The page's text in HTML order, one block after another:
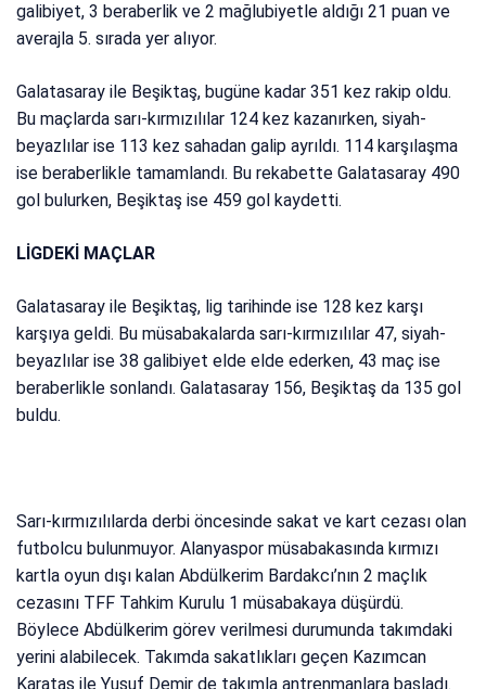
galibiyet, 3 beraberlik ve 2 mağlubiyetle aldığı 21 puan ve
averajla 5. sırada yer alıyor.
Galatasaray ile Beşiktaş, bugüne kadar 351 kez rakip oldu.
Bu maçlarda sarı-kırmızılılar 124 kez kazanırken, siyah-
beyazlılar ise 113 kez sahadan galip ayrıldı. 114 karşılaşma
ise beraberlikle tamamlandı. Bu rekabette Galatasaray 490
gol bulurken, Beşiktaş ise 459 gol kaydetti.
LİGDEKİ MAÇLAR
Galatasaray ile Beşiktaş, lig tarihinde ise 128 kez karşı
karşıya geldi. Bu müsabakalarda sarı-kırmızılılar 47, siyah-
beyazlılar ise 38 galibiyet elde elde ederken, 43 maç ise
beraberlikle sonlandı. Galatasaray 156, Beşiktaş da 135 gol
buldu.
Sarı-kırmızılılarda derbi öncesinde sakat ve kart cezası olan
futbolcu bulunmuyor. Alanyaspor müsabakasında kırmızı
kartla oyun dışı kalan Abdülkerim Bardakcı’nın 2 maçlık
cezasını TFF Tahkim Kurulu 1 müsabakaya düşürdü.
Böylece Abdülkerim görev verilmesi durumunda takımdaki
yerini alabilecek. Takımda sakatlıkları geçen Kazımcan
Karataş ile Yusuf Demir de takımla antrenmanlara başladı.